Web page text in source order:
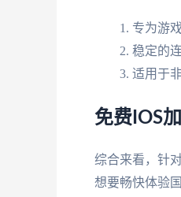
专为游
稳定的
适用于
免费IOS
综合来看，针
想要畅快体验